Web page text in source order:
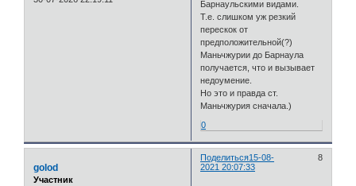
Барнаульскими видами.
Т.е. слишком уж резкий
перескок от
предположительной(?)
Маньчжурии до Барнаула
получается, что и вызывает
недоумение.
Но это и правда ст.
Маньчжурия сначала.)
0
Поделиться 8
15-08-
2021 20:07:33
golod
Участник